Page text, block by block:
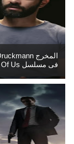
فى مسلسل The Last Of Us!